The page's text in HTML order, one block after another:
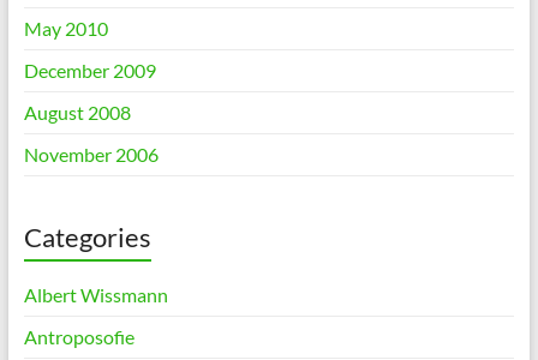
May 2010
December 2009
August 2008
November 2006
Categories
Albert Wissmann
Antroposofie